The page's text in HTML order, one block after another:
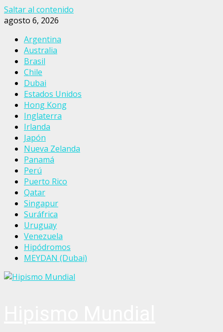
Saltar al contenido
agosto 6, 2026
Argentina
Australia
Brasil
Chile
Dubai
Estados Unidos
Hong Kong
Inglaterra
Irlanda
Japón
Nueva Zelanda
Panamá
Perú
Puerto Rico
Qatar
Singapur
Suráfrica
Uruguay
Venezuela
Hipódromos
MEYDAN (Dubai)